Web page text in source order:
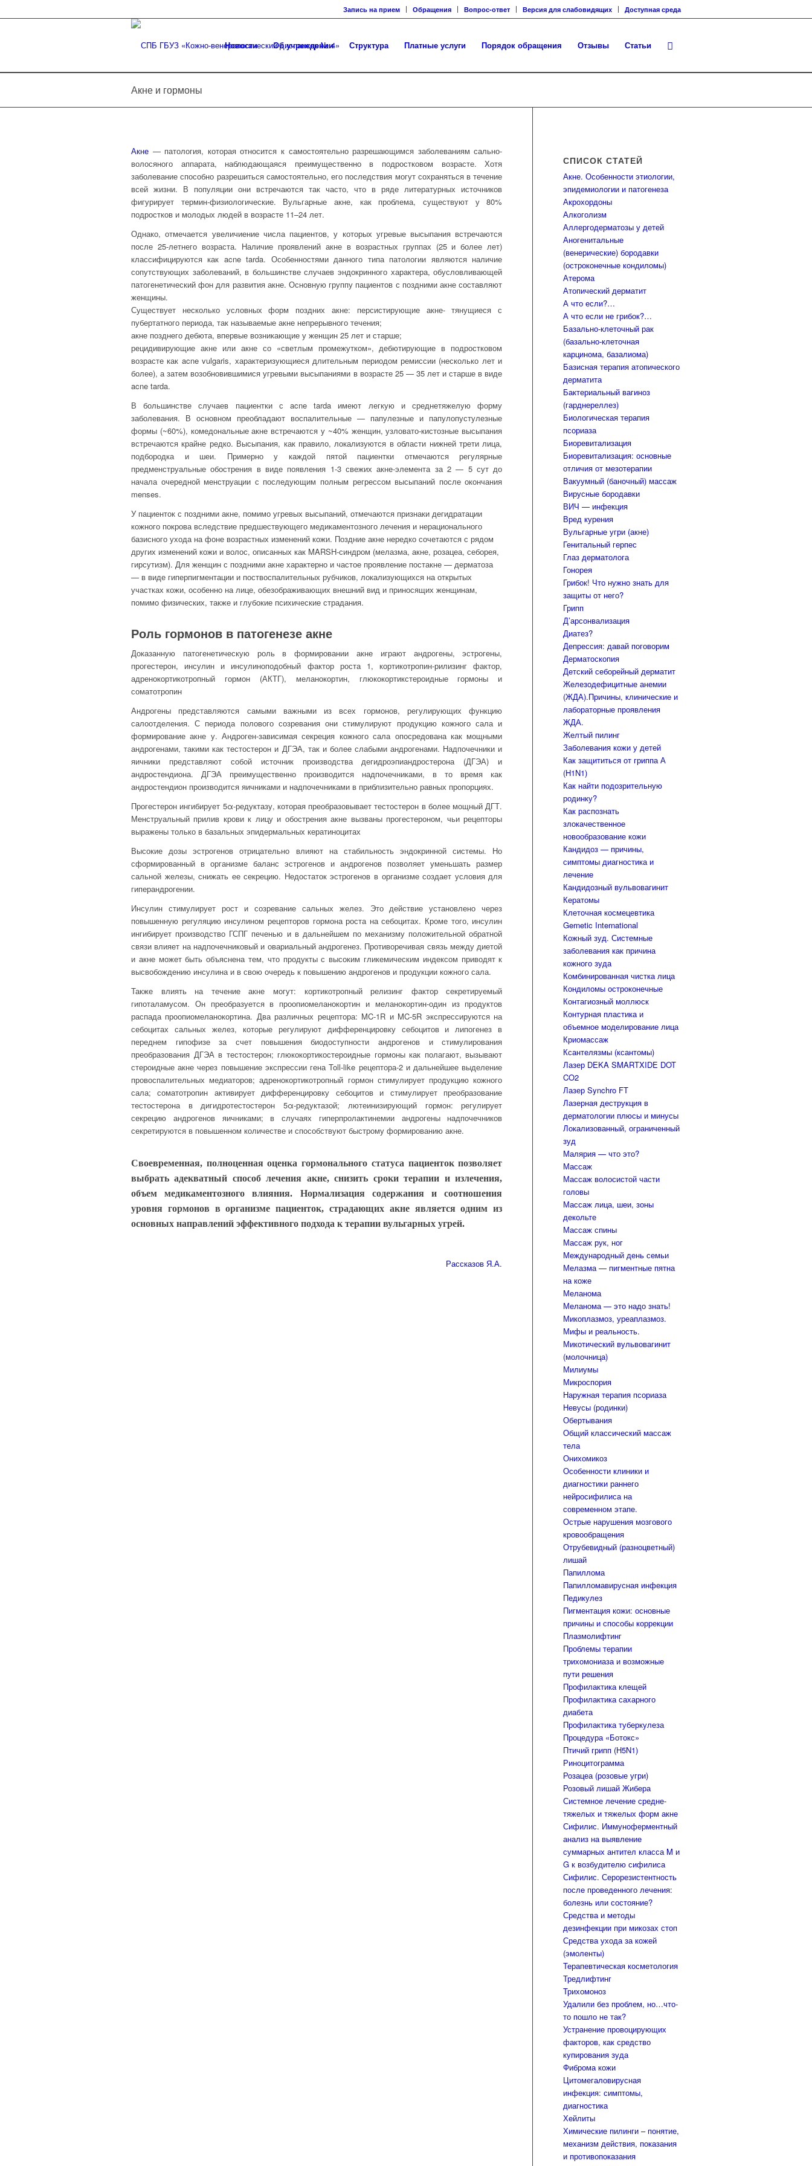
Запись на прием Обращения Вопрос-ответ Версия для слабовидящих Доступная среда
Новости Об учреждении Структура Платные услуги Порядок обращения Отзывы Статьи
Акне и гормоны
Акне — патология, которая относится к самостоятельно разрешающимся заболеваниям сально-
волосяного аппарата, наблюдающаяся преимущественно в подростковом возрасте. Хотя
заболевание способно разрешиться самостоятельно, его последствия могут сохраняться в течение
всей жизни. В популяции они встречаются так часто, что в ряде литературных источников
фигурирует термин-физиологические. Вульгарные акне, как проблема, существуют у 80%
подростков и молодых людей в возрасте 11–24 лет.
Однако,отмечается увеличиениечислапациентов, у которых угревые высыпания встречаются
после 25-летнего возраста. Наличие проявлений акнев возрастных группах (25 и более лет)
классифицируются как acne tarda. Особенностями данного типа патологии являются наличие
сопутствующих заболеваний, в большинстве случаев эндокринного характера, обусловливающей
патогенетический фон для развития акне. Основную группу пациентов с поздними акне составляют
женщины.
Существует несколько условных форм поздних акне: персистирующие акне- тянущиеся с
пубертатного периода, так называемые акне непрерывного течения;
акне позднего дебюта, впервые возникающие у женщин 25 лет и старше;
рецидивирующие акне или акне со «светлым промежутком», дебютирующие в подростковом
возрасте как acne vulgaris, характеризующиеся длительным периодом ремиссии (несколько лет и
более), а затем возобновившимися угревыми высыпаниями в возрасте 25 — 35 лет и старше в виде
acne tarda.
В большинстве случаев пациентки с acne tarda имеют легкую и среднетяжелую форму
заболевания. В основном преобладают воспалительные — папулезные и папулопустулезные
формы (~60%), комедональные акне встречаются у ~40% женщин, узловато-кистозные высыпания
встречаются крайне редко. Высыпания, как правило, локализуются в области нижней трети лица,
подбородка и шеи. Примерно у каждой пятой пациентки отмечаются регулярные
предменструальные обострения в виде появления 1-3 свежих акне-элемента за 2 — 5 сут до
начала очередной менструации с последующим полным регрессом высыпаний после окончания
menses.
У пациенток с поздними акне, помимо угревых высыпаний, отмечаются признаки дегидратации
кожного покрова вследствие предшествующего медикаментозного лечения и нерационального
базисного ухода на фоне возрастных изменений кожи. Поздние акне нередко сочетаются с рядом
других изменений кожи и волос, описанных как MARSH-синдром (мелазма, акне, розацеа, себорея,
гирсутизм). Для женщин с поздними акне характерно и частое проявление постакне — дерматоза
— в виде гиперпигментации и поствоспалительных рубчиков, локализующихся на открытых
участках кожи, особенно на лице, обезображивающих внешний вид и приносящих женщинам,
помимо физических, также и глубокие психические страдания.
Роль гормонов в патогенезе акне
Доказанную патогенетическую роль в формировании акне играют андрогены, эстрогены,
прогестерон, инсулин и инсулиноподобный фактор роста 1, кортикотропин-рилизинг фактор,
адренокортикотропный гормон (АКТГ), меланокортин, глюкокортикстероидные гормоны и
соматотропин
Андрогены представляются самыми важными из всех гормонов, регулирующихфункцию
салоотделения. С периода полового созревания они стимулируют продукцию кожного сала и
формированиеакне у.Андроген-зависимая секреция кожного сала опосредована как мощными
андрогенами, такими как тестостерон и ДГЭА, так и более слабыми андрогенами. Надпочечники и
яичники представляют собой источник производства дегидроэпиандростерона (ДГЭА) и
андростендиона. ДГЭА преимущественно производится надпочечниками, в то время как
андростендион производится яичниками и надпочечниками в приблизительно равных пропорциях.
Прогестерон ингибирует 5α-редуктазу, которая преобразовывает тестостерон в более мощный ДГТ.
Менструальный прилив крови к лицу и обострения акне вызваны прогестероном, чьи рецепторы
выражены только в базальных эпидермальных кератиноцитах
Высокие дозы эстрогенов отрицательно влияют на стабильность эндокринной системы.
Но
сформированный в организме баланс эстрогенов и андрогенов позволяет уменьшать размер
сальной железы, снижать ее секрецию. Недостаток эстрогенов в организме создает условия для
гиперандрогении.
Инсулин стимулирует рост и созревание сальных желез. Это действие установлено через
повышенную регуляцию инсулином рецепторов гормона роста на себоцитах. Кроме того, инсулин
ингибирует производство ГСПГ печенью и в дальнейшем по механизму положительной обратной
связи влияет на надпочечниковый и овариальный андрогенез. Противоречивая связь между диетой
и акне может быть объяснена тем, что продукты с высоким гликемическим индексом приводят к
высвобождению инсулина и в свою очередь к повышению андрогенов и продукции кожного сала.
Также влиять на течение акне могут: кортикотропный релизинг факторсекретируемый
гипоталамусом. Онпреобразуется в проопиомеланокортин и меланокортин-один из продуктов
распада проопиомеланокортина. Два различных рецептора: MC-1R и MC-5R экспрессируются на
себоцитах сальных желез, которые регулируют дифференцировку себоцитов и липогенез в
переднем гипофизе за счет повышения биодоступности андрогенов и стимулирования
преобразования ДГЭА в тестостерон; глюкокортикостероидные гормоныкак полагают, вызывают
стероидные акне через повышение экспрессии гена Toll-like рецептора-2 и дальнейшее выделение
провоспалительных медиаторов;адренокортикотропный гормон стимулирует продукцию кожного
сала;соматотропин активирует дифференцировку себоцитов и стимулирует преобразование
тестостерона в дигидротестостерон 5α-редуктазой; лютеинизирующий гормон: регулирует
секрецию андрогенов яичниками; в случаях гиперпролактинемии андрогены надпочечников
секретируются в повышенном количестве и способствуют быстрому формированию акне.
Своевременная, полноценная оценка гормонального статуса пациенток позволяет
выбрать адекватный способ лечения акне, снизить сроки терапии и излечения,
объем медикаментозного влияния. Нормализация содержания и соотношения
уровня гормонов в организме пациенток, страдающих акне является одним из
основных направлений эффективного подхода к терапии вульгарных угрей.
Рассказов Я.А.
СПИСОК СТАТЕЙ
Акне. Особенности этиологии,
эпидемиологии и патогенеза
Акрохордоны
Алкоголизм
Аллергодерматозы у детей
Аногенитальные
(венерические) бородавки
(остроконечные кондиломы)
Атерома
Атопический дерматит
А что если?…
А что если не грибок?…
Базально-клеточный рак
(базально-клеточная
карцинома, базалиома)
Базисная терапия атопического
дерматита
Бактериальный вагиноз
(гарднереллез)
Биологическая терапия
псориаза
Биоревитализация
Биоревитализация: основные
отличия от мезотерапии
Вакуумный (баночный) массаж
Вирусные бородавки
ВИЧ — инфекция
Вред курения
Вульгарные угри (акне)
Генитальный герпес
Глаз дерматолога
Гонорея
Грибок! Что нужно знать для
защиты от него?
Грипп
Д’арсонвализация
Диатез?
Депрессия: давай поговорим
Дерматоскопия
Детский себорейный дерматит
Железодефицитные анемии
(ЖДА).Причины, клинические и
лабораторные проявления
ЖДА.
Желтый пилинг
Заболевания кожи у детей
Как защититься от гриппа А
(H1N1)
Как найти подозрительную
родинку?
Как распознать
злокачественное
новообразование кожи
Кандидоз — причины,
симптомы диагностика и
лечение
Кандидозный вульвовагинит
Кератомы
Клеточная космецевтика
Gernetic International
Кожный зуд. Системные
заболевания как причина
кожного зуда
Комбинированная чистка лица
Кондиломы остроконечные
Контагиозный моллюск
Контурная пластика и
объемное моделирование лица
Криомассаж
Ксантелязмы (ксантомы)
Лазер DEKA SMARTXIDE DOT
CO2
Лазер Synchro FT
Лазерная деструкция в
дерматологии плюсы и минусы
Локализованный, ограниченный
зуд
Малярия — что это?
Массаж
Массаж волосистой части
головы
Массаж лица, шеи, зоны
декольте
Массаж спины
Массаж рук, ног
Международный день семьи
Мелазма — пигментные пятна
на коже
Меланома
Меланома — это надо знать!
Микоплазмоз, уреаплазмоз.
Мифы и реальность.
Микотический вульвовагинит
(молочница)
Милиумы
Микроспория
Наружная терапия псориаза
Невусы (родинки)
Обертывания
Общий классический массаж
тела
Онихомикоз
Особенности клиники и
диагностики раннего
нейросифилиса на
современном этапе.
Острые нарушения мозгового
кровообращения
Отрубевидный (разноцветный)
лишай
Папиллома
Папилломавирусная инфекция
Педикулез
Пигментация кожи: основные
причины и способы коррекции
Плазмолифтинг
Проблемы терапии
трихомониаза и возможные
пути решения
Профилактика клещей
Профилактика сахарного
диабета
Профилактика туберкулеза
Процедура «Ботокс»
Птичий грипп (H5N1)
Риноцитограмма
Розацеа (розовые угри)
Розовый лишай Жибера
Системное лечение средне-
тяжелых и тяжелых форм акне
Сифилис. Иммуноферментный
анализ на выявление
суммарных антител класса M и
G к возбудителю сифилиса
Сифилис. Серорезистентность
после проведенного лечения:
болезнь или состояние?
Средства и методы
дезинфекции при микозах стоп
Средства ухода за кожей
(эмоленты)
Терапевтическая косметология
Тредлифтинг
Трихомоноз
Удалили без проблем, но…что-
то пошло не так?
Устранение провоцирующих
факторов, как средство
купирования зуда
Фиброма кожи
Цитомегаловирусная
инфекция: симптомы,
диагностика
Хейлиты
Химические пилинги – понятие,
механизм действия, показания
и противопоказания